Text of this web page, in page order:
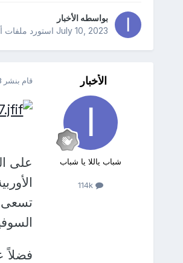
بواسطه الأخبار
July 10, 2023استورد ملفات
الأخبار
شباب ياللا يا شباب
114k
قام بنشر
على
تسعى
فضلاً